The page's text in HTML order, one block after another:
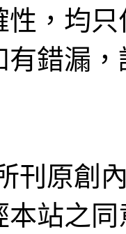
性，均
有錯漏
刊原創
本站之